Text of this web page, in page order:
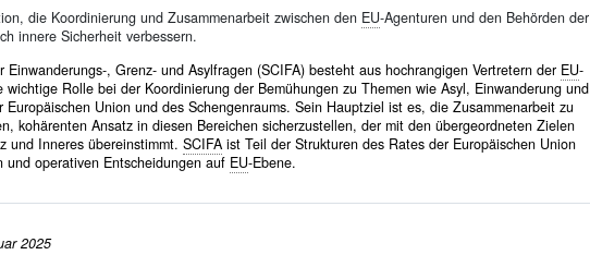
die Koordinierung und Zusammenarbeit zwischen den EU-Agenturen und den Behörden der
innere Sicherheit verbessern.
Einwanderungs-, Grenz- und Asylfragen (SCIFA) besteht aus hochrangigen Vertretern der EU-
Rolle bei der Koordinierung der Bemühungen zu Themen wie Asyl, Einwanderung und
Union und des Schengenraums. Sein Hauptziel ist es, die Zusammenarbeit zu
kohärenten Ansatz in diesen Bereichen sicherzustellen, der mit den übergeordneten Zielen
und Inneres übereinstimmt. SCIFAist Teil der Strukturen des Rates der Europäischen Union
operativen Entscheidungen auf EU-Ebene.
2025